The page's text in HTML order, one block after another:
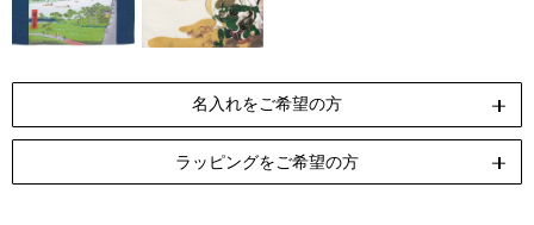
名入れをご希望の方
ラッピングをご希望の方